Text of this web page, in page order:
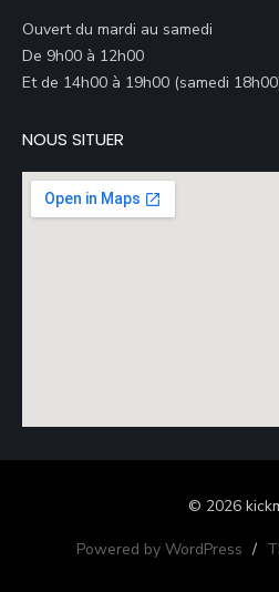
Ouvert du mardi au samedi
De 9h00 à 12h00
Et de 14h00 à 19h00 (samedi
NOUS SITUER
© 2026
Powered by WordPress /